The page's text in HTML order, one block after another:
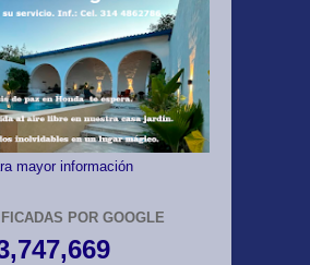
mayor información
POR GOOGLE